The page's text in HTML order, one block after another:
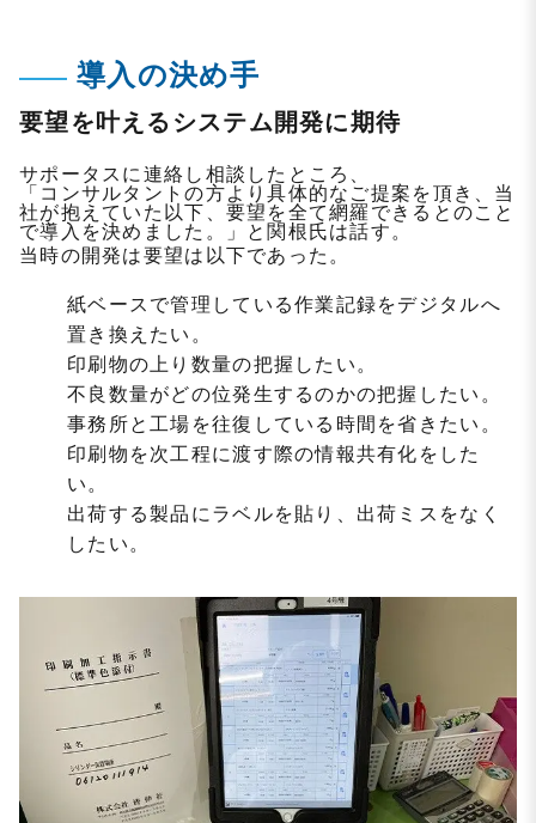
導入の決め手
要望を叶えるシステム開発に期待
サポータスに連絡し相談したところ、
「コンサルタントの方より具体的なご提案を頂き、当
社が抱えていた以下、要望を全て網羅できるとのこと
で導入を決めました。」と関根氏は話す。
当時の開発は要望は以下であった。
紙ベースで管理している作業記録をデジタルへ
置き換えたい。
印刷物の上り数量の把握したい。
不良数量がどの位発生するのかの把握したい。
事務所と工場を往復している時間を省きたい。
印刷物を次工程に渡す際の情報共有化をした
い。
出荷する製品にラベルを貼り、出荷ミスをなく
したい。